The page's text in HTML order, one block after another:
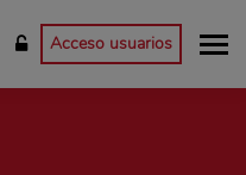
Acceso usuarios